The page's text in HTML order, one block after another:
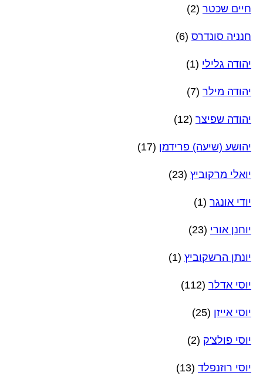
חיים שכטר (2)
חנניה סונדרס (6)
יהודה גלילי (1)
יהודה מילר (7)
יהודה שפיצר (12)
יהושע (שיעה) פרידמן (17)
יואלי מרקוביץ (23)
יודי אונגר (1)
יוחנן אורי (23)
יונתן הרשקוביץ (1)
יוסי אדלר (112)
יוסי אייזן (25)
יוסי פולצ'ק (2)
יוסי רוזנפלד (13)